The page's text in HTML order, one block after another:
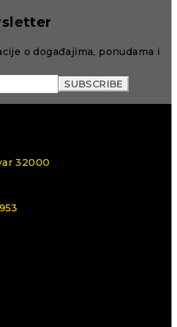
o događajima, ponudama i
32000